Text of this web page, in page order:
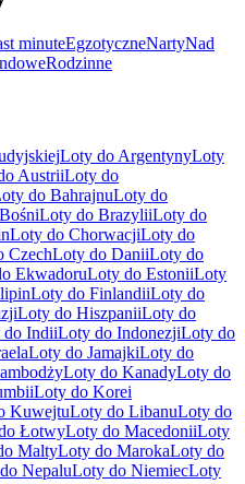
minuteEgzotyczneNartyNad
Rodzinne
Loty do ArgentynyLoty
AustriiLoty do
do BahrajnuLoty do
Loty do BrazyliiLoty do
Loty do ChorwacjiLoty do
CzechLoty do DaniiLoty do
EkwadoruLoty do EstoniiLoty
Loty do FinlandiiLoty do
Loty do HiszpaniiLoty do
IndiiLoty do IndonezjiLoty do
Loty do JamajkiLoty do
Loty do KanadyLoty do
Loty do Korei
KuwejtuLoty do LibanuLoty do
ŁotwyLoty do MacedoniiLoty
MaltyLoty do MarokaLoty do
NepaluLoty do NiemiecLoty